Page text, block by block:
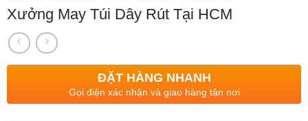
Xưởng May Túi Dây Rút Tại HCM
ĐẶT HÀNG NHANH
Gọi điện xác nhận và giao hàng tận nơi